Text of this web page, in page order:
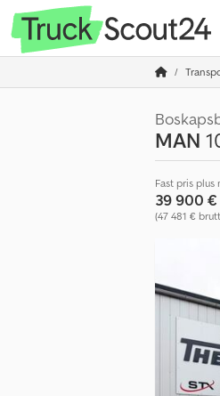
MAN
Fast pris plus
39 900 €
(47 481 €